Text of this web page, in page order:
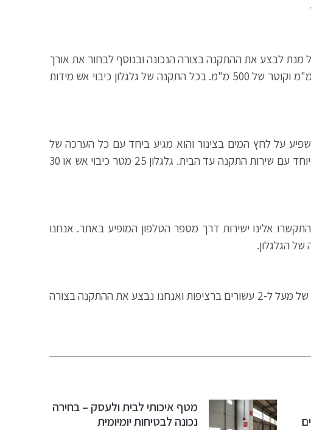
מנת לבצע את ההתקנה בצורה הנכונה ובנוסף לבחור את אורך
הצינור הנדרש למבנה הבית הפרטי שלכם. הגלגלון כולל תוף חזק מאוד מפלדה ובדרך כל מגיע ברוחב של 140 מ"מ וקוטר של 500 מ"מ. בכל התקנה של גלגלון כיבוי אש מידות
שלכם, בדרך כלל 25 או 30 מטר. בנוסף לו יש מזנק המשפיע על לחץ המים בצינור והוא מגיע ביחד עם כל הערכה של
הגלגלון. אנחנו בחברת נור אש בע"מ יכולים להציע לכם גלגלון 25 מטר כיבוי אש או 30 מטר במחיר משתלם במיוחד עם שירות התקנה עד הבית. גלגלון 25 מטר כיבוי אש או 30
אלינו ישירות דרך מספר הטלפון המופיע באתר. אנחנו
הגלגלון.
גלגלון כיבוי אש לבית פרטי מתקינים רק עם צוות מקצועי ומיומן! אנחנו בחברת נור אש בע"מ מביאים איתנו ניסיון של מעל ל-2 עשורים ברציפות ואנחנו נבצע את ההתקנה בצורה
מטף איכותי לבית ולעסק – בחירה
נכונה לבטיחות יומיומית